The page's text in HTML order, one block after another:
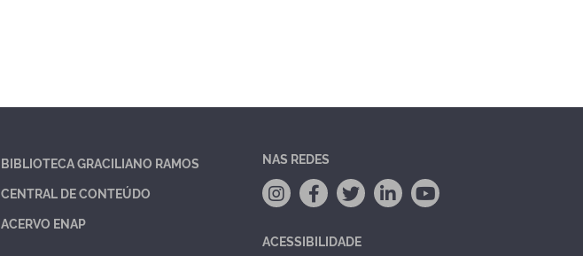
BIBLIOTECA GRACILIANO RAMOS
CENTRAL DE CONTEÚDO
ACERVO ENAP
NAS REDES
ACESSIBILIDADE